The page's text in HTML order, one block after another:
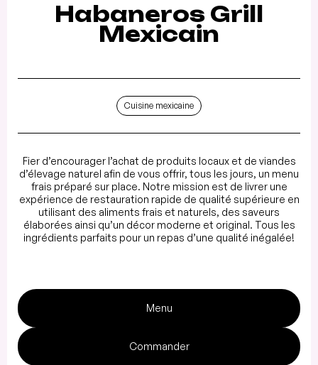
Habaneros Grill
Mexicain
Cuisine mexicaine
Fier d’encourager l’achat de produits locaux et de viandes
d’élevage naturel afin de vous offrir, tous les jours, un menu
frais préparé sur place. Notre mission est de livrer une
expérience de restauration rapide de qualité supérieure en
utilisant des aliments frais et naturels, des saveurs
élaborées ainsi qu’un décor moderne et original. Tous les
ingrédients parfaits pour un repas d’une qualité inégalée!
Menu
Commander